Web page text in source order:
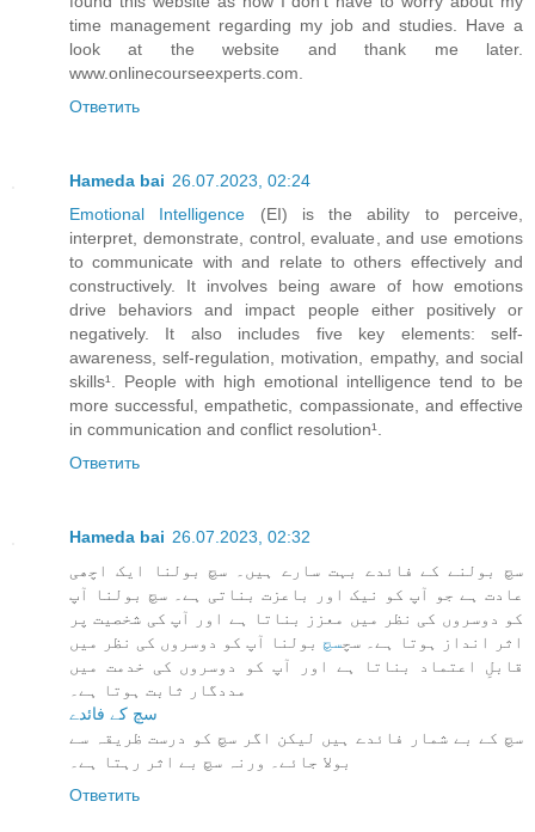
time management regarding my job and studies. Have a
look at the website and thank me later.
www.onlinecourseexperts.com.
Ответить
Hameda bai 26.07.2023, 02:24
Emotional Intelligence (EI) is the ability to perceive,
interpret, demonstrate, control, evaluate, and use emotions
to communicate with and relate to others effectively and
constructively. It involves being aware of how emotions
drive behaviors and impact people either positively or
negatively. It also includes five key elements: self-
awareness, self-regulation, motivation, empathy, and social
skills¹. People with high emotional intelligence tend to be
more successful, empathetic, compassionate, and effective
in communication and conflict resolution¹.
Ответить
Hameda bai 26.07.2023, 02:32
سچ بولنے کے فائدے بہت سارے ہیں۔ سچ بولنا ایک اچھی
عادت ہے جو آپ کو نیک اور باعزت بناتی ہے۔ سچ بولنا آپ
کو دوسروں کی نظر میں معزز بناتا ہے اور آپ کی شخصیت پر
اثر انداز ہوتا ہے۔ سچسچ بولنا آپ کو دوسروں کی نظر میں
قابلِ اعتماد بناتا ہے اور آپ کو دوسروں کی خدمت میں
مددگار ثابت ہوتا ہے۔
سچ کے فائدے
سچ کے بے شمار فائدے ہیں لیکن اگر سچ کو درست ظریقہ سے
بولا جائے۔ ورنہ سچ بے اثر رہتا ہے۔
Ответить